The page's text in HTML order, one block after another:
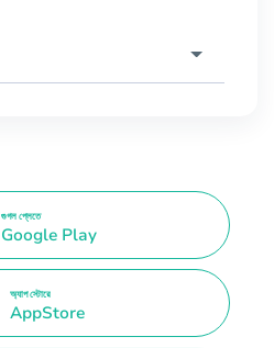
গুগল প্লেতে
Google Play
অ্যাপ স্টোরে
AppStore